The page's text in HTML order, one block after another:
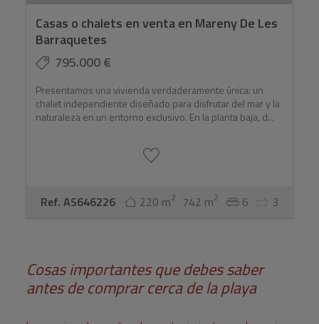
Casas o chalets en venta en Mareny De Les
Barraquetes
795.000 €
Presentamos una vivienda verdaderamente única: un
chalet independiente diseñado para disfrutar del mar y la
naturaleza en un entorno exclusivo. En la planta baja, d...
Ref. AS646226 220 m2 742 m2 6 3
Cosas importantes que debes saber
antes de comprar cerca de la playa